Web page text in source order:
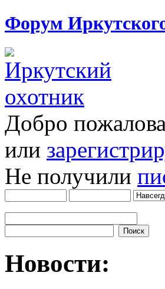
Форум
Добро
или
Не получили
Новости: